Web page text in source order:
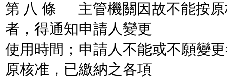
第 八 條 主管機關因故不能按原
者，得通知申請人變更
使用時間；申請人不能或不願變
原核准，已繳納之各項